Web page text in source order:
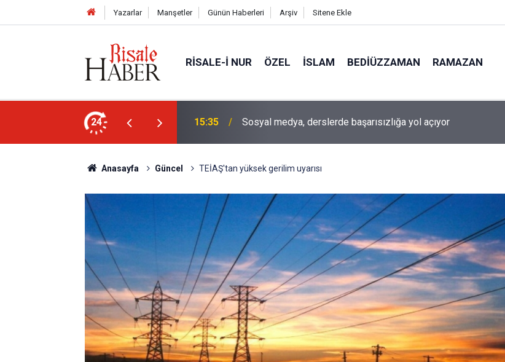
Yazarlar Manşetler Günün Haberleri Arşiv Sitene Ekle
RISALE-I NUR ÖZEL İSLAM BEDIÜZZAMAN RAMAZAN
24 15:35 Sosyal medya, derslerde başarısızlığa yol açıyor
Anasayfa Güncel TEİAŞ'tan yüksek gerilim uyarısı